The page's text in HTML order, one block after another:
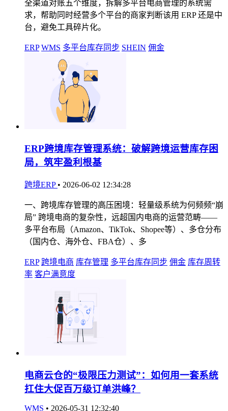
全渠道对账五个维度，拆解多平台电商管理的系统需
求，帮助同时经营多个平台的商家判断该用 ERP 还是中
台，避免工具碎片化。
ERP WMS 多平台库存同步 SHEIN 佣金
ERP跨境库存管理系统：破解跨境运营库存困
局，筑牢盈利根基
跨境ERP • 2026-06-02 12:34:28
一、跨境库存管理的高压困境：轻量级系统为何频频“崩
局” 跨境电商的复杂性，远超国内电商的运营范畴——
多平台布局（Amazon、TikTok、Shopee等）、多仓分布
（国内仓、海外仓、FBA仓）、多
ERP 跨境电商 库存管理 多平台库存同步 佣金 库存周转
率 客户满意度
电商云仓的“极限压力测试”：如何用一套系统
扛住大促百万级订单洪峰？
WMS • 2026-05-31 12:32:40